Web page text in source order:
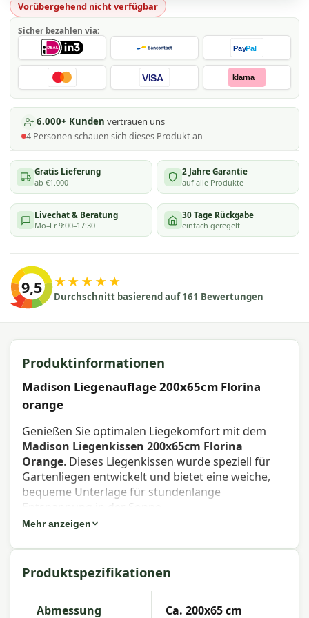
Vorübergehend nicht verfügbar
Sicher bezahlen via:
PayPal
VISA klarna
6.000+ Kunden vertrauen uns
4 Personen schauen sich dieses Produkt an
Gratis Lieferung
ab €1.000
2 Jahre Garantie
auf alle Produkte
Livechat & Beratung
Mo–Fr 9:00–17:30
30 Tage Rückgabe
einfach geregelt
9,5 ★★★★★
Durchschnitt basierend auf 161 Bewertungen
Produktinformationen
Madison Liegenauflage 200x65cm Florina
orange
Genießen Sie optimalen Liegekomfort mit dem
Madison Liegenkissen 200x65cm Florina
Orange. Dieses Liegenkissen wurde speziell für
Gartenliegen entwickelt und bietet eine weiche,
bequeme Unterlage für stundenlange
Entspannung in der Sonne.
Artikelnummer:
EAN:8713229010423
Mehr anzeigen
Produktspezifikationen
Abmessung Ca. 200x65 cm